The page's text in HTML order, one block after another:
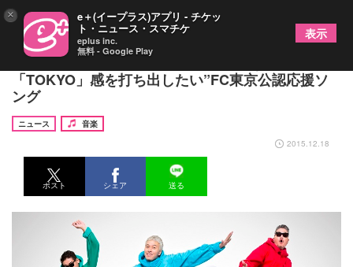
RIP SLYME、“ハイセンスでオシャレな
「TOKYO」感を打ち出したい”FC東京公認応援ソ
ング
ニュース
音楽
2015.12.18
ポスト シェア 送る
× e＋(イープラス)アプリ - チケッ
ト・ニュース・スマチケ
eplus inc.
無料 - Google Play
表示